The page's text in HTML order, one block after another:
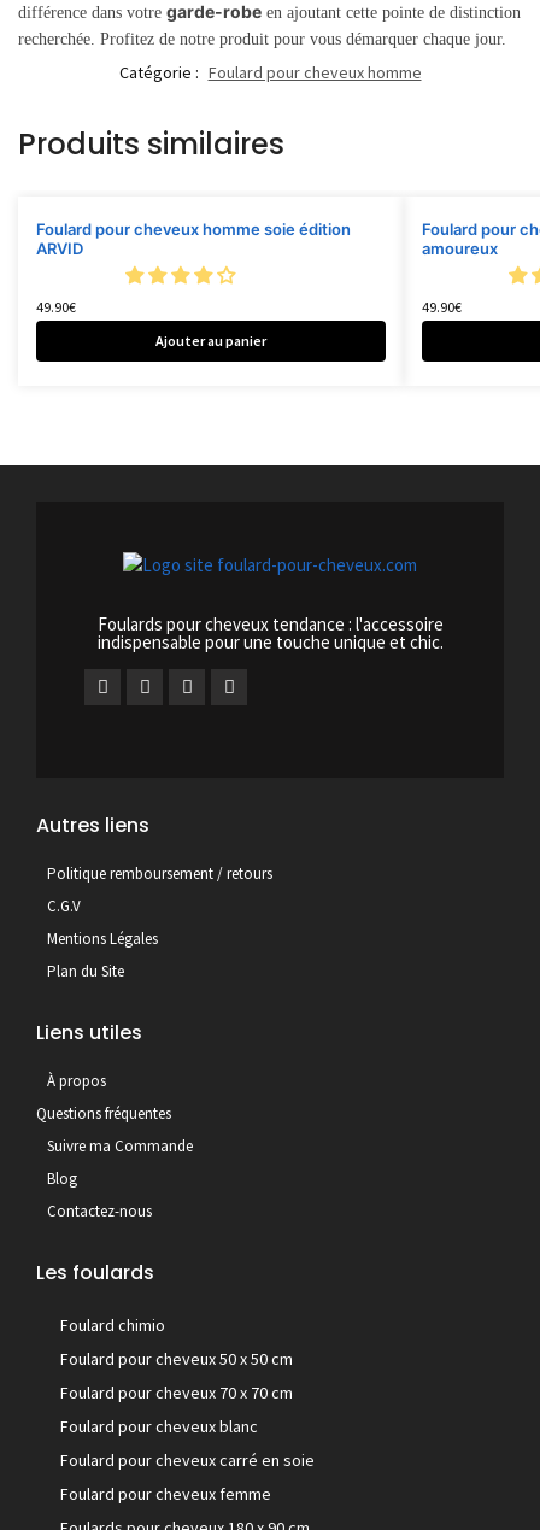
différence dans votre garde-robe en ajoutant cette pointe de distinction
recherchée. Profitez de notre produit pour vous démarquer chaque jour.
Catégorie : Foulard pour cheveux homme
Produits similaires
Foulard pour cheveux homme soie édition
ARVID
49.90€
Ajouter au panier
Foulard pour
amoureux
49.90€
Foulards pour cheveux tendance : l'accessoire
indispensable pour une touche unique et chic.
Autres liens
Politique remboursement / retours
C.G.V
Mentions Légales
Plan du Site
Liens utiles
À propos
Questions fréquentes
Suivre ma Commande
Blog
Contactez-nous
Les foulards
Foulard chimio
Foulard pour cheveux 50 x 50 cm
Foulard pour cheveux 70 x 70 cm
Foulard pour cheveux blanc
Foulard pour cheveux carré en soie
Foulard pour cheveux femme